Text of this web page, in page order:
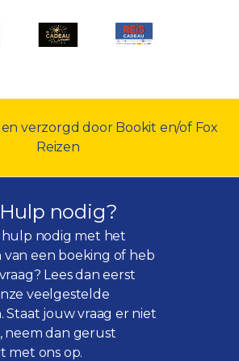
verzorgd door Bookit en/of Fox
Reizen
Hulp nodig?
hulp nodig met het
van een boeking of heb
Lees dan eerst
veelgestelde
. Staat jouw vraag er niet
neem dan gerust
met ons op.